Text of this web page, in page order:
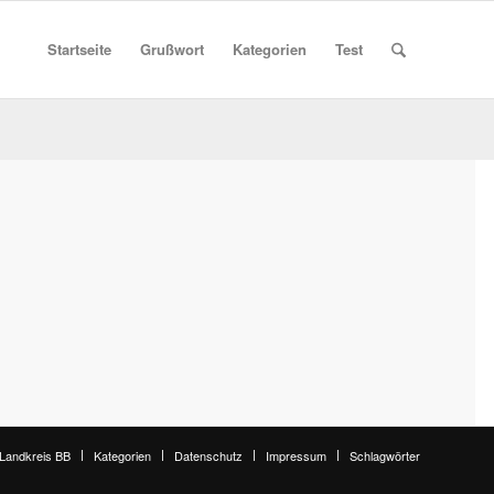
Startseite Grußwort Kategorien Test
BB Kategorien Datenschutz Impressum Schlagwörter